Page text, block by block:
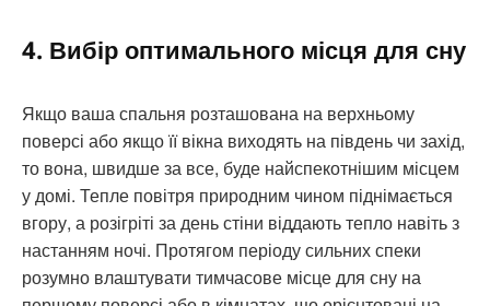
4. Вибір оптимального місця для сну
Якщо ваша спальня розташована на верхньому
поверсі або якщо її вікна виходять на південь чи захід,
то вона, швидше за все, буде найспекотнішим місцем
у домі. Тепле повітря природним чином піднімається
вгору, а розігріті за день стіни віддають тепло навіть з
настанням ночі. Протягом періоду сильних спеки
розумно влаштувати тимчасове місце для сну на